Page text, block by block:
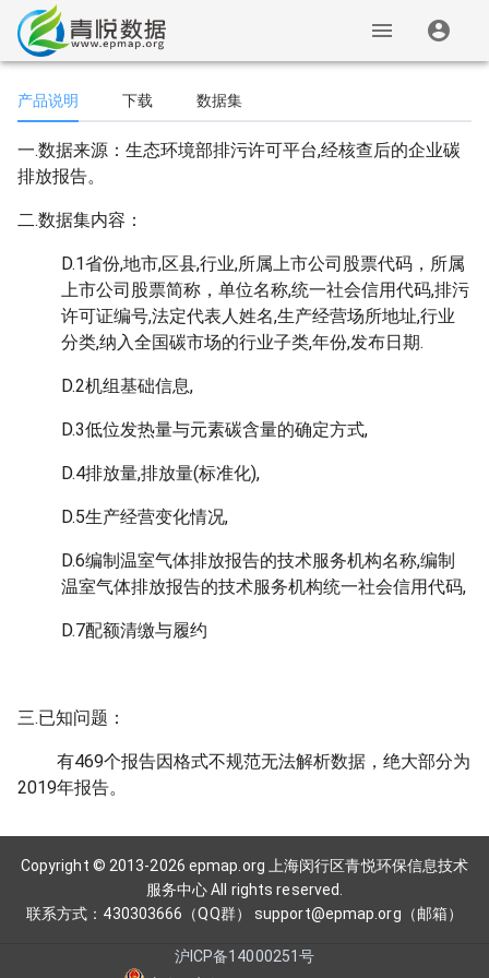
产品说明 下载 数据集
一.数据来源：生态环境部排污许可平台,经核查后的企业碳
排放报告。
二.数据集内容：
D.1省份,地市,区县,行业,所属上市公司股票代码，所属
上市公司股票简称，单位名称,统一社会信用代码,排污
许可证编号,法定代表人姓名,生产经营场所地址,行业
分类,纳入全国碳市场的行业子类,年份,发布日期.
D.2机组基础信息,
D.3低位发热量与元素碳含量的确定方式,
D.4排放量,排放量(标准化),
D.5生产经营变化情况,
D.6编制温室气体排放报告的技术服务机构名称,编制
温室气体排放报告的技术服务机构统一社会信用代码,
D.7配额清缴与履约
三.已知问题：
有469个报告因格式不规范无法解析数据，绝大部分为
2019年报告。
Copyright © 2013-2026 epmap.org 上海闵行区青悦环保信息技术
服务中心 All rights reserved.
联系方式：430303666（QQ群） support@epmap.org（邮箱）
沪ICP备14000251号